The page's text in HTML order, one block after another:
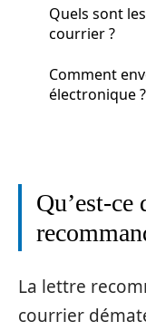
Quels sont
courrier ?
Comment
électronique ?
Qu’est-ce
La lettre
courrier